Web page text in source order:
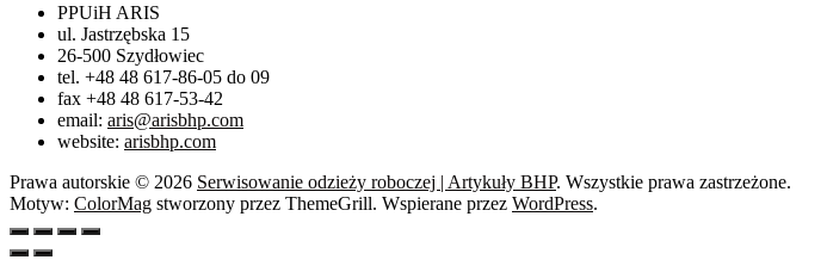
PPUiH ARIS
ul. Jastrzębska 15
26-500 Szydłowiec
tel. +48 48 617-86-05 do 09
fax +48 48 617-53-42
email: aris@arisbhp.com
website: arisbhp.com
Prawa autorskie © 2026 Serwisowanie odzieży roboczej | Artykuły BHP. Wszystkie prawa zastrzeżone.
Motyw: ColorMag stworzony przez ThemeGrill. Wspierane przez WordPress.